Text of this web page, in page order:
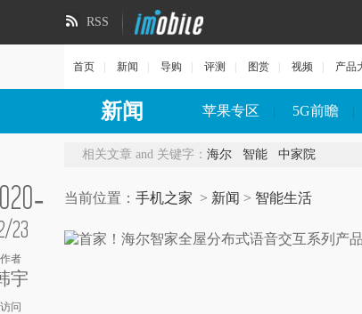
RSS
首页 新闻 导购 评测 图赏 视频 产品
新闻 苹果专区 5G前瞻
23
作者
宇
访问
相关文章 and 关键字： 海尔 智能 中家院
当前位置： 手机之家 > 新闻 > 智能生活